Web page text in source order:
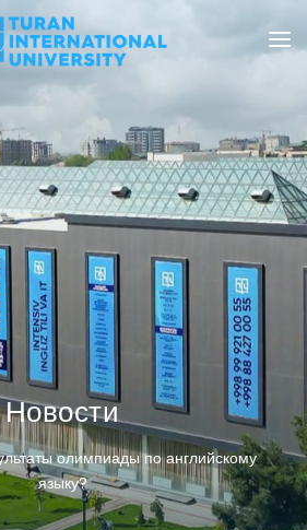
Новости
олимпиады по английскому
языку?